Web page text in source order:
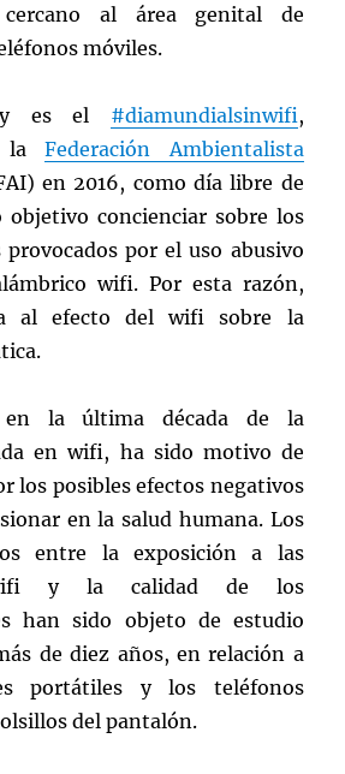
al área genital de
móviles.
es el #diamundialsinwifi,
laFederación Ambientalista
en 2016, como día libre de
concienciar sobre los
por el uso abusivo
wifi. Por esta razón,
al efecto del wifi sobre la
la última década de la
en wifi, ha sido motivo de
los posibles efectos negativos
en la salud humana. Los
entre la exposición a las
wifi y la calidad de los
han sido objeto de estudio
de diez años, en relación a
portátiles y los teléfonos
del pantalón.